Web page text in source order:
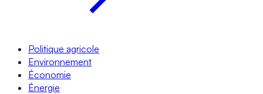
Politique agricole
Environnement
Économie
Énergie